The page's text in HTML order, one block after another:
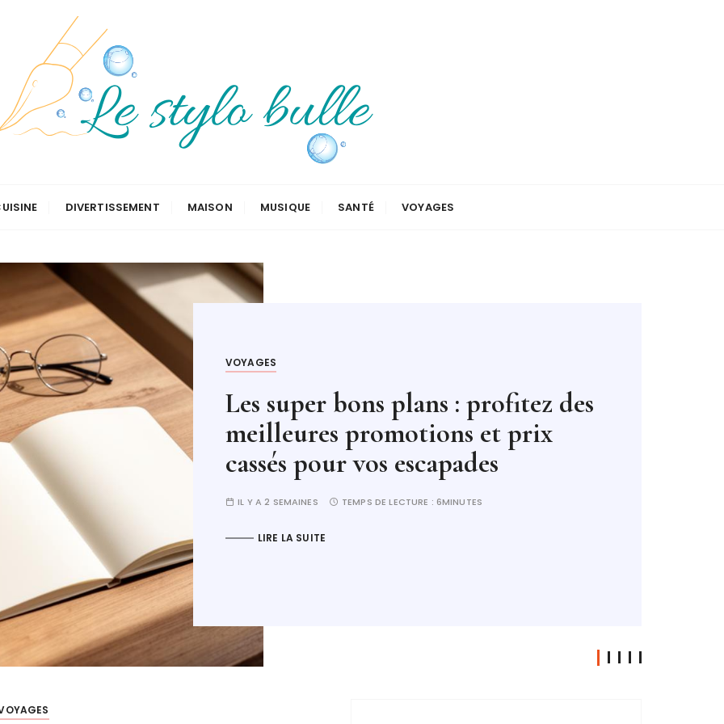
DIVERTISSEMENT MAISON MUSIQUE SANTÉ VOYAGES
MAISON
Optimisez votre espace avec une
tablette pour radiateur fonte
IL Y A 2 SEMAINES TEMPS DE LECTURE :14MINUTES
LIRE LA SUITE